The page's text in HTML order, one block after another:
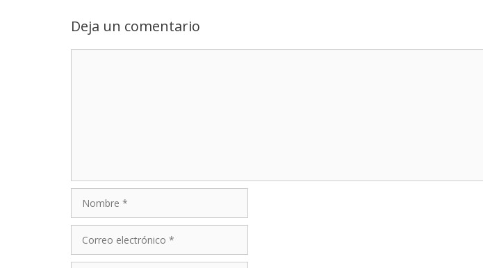
Deja un comentario
electrónico